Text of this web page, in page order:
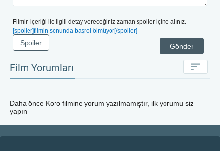
Filmin içeriği ile ilgili detay vereceğiniz zaman spoiler içine alınız.
[spoiler]filmin sonunda başrol ölmüyor[/spoiler]
Gönder
Spoiler
Film Yorumları
Daha önce Koro filmine yorum yazılmamıştır, ilk yorumu siz
yapın!